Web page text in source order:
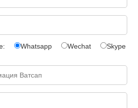
Whatsapp Wechat
Skype